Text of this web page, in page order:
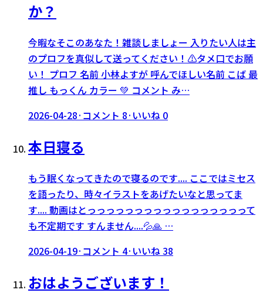
か？
今暇なそこのあなた！雑談しましょー 入りたい人は主
のプロフを真似して送ってください！⚠️タメ口でお願
い！ プロフ 名前 小林よすが 呼んでほしい名前 こば 最
推し もっくん カラー 💚 コメント み…
2026-04-28· コメント 8· いいね 0
本日寝る
もう眠くなってきたので寝るのです.... ここではミセス
を語ったり、時々イラストをあげたいなと思ってま
す.... 動画はとっっっっっっっっっっっっっっっっって
も不定期です すんません....💦🙏 …
2026-04-19· コメント 4· いいね38
おはようございます！